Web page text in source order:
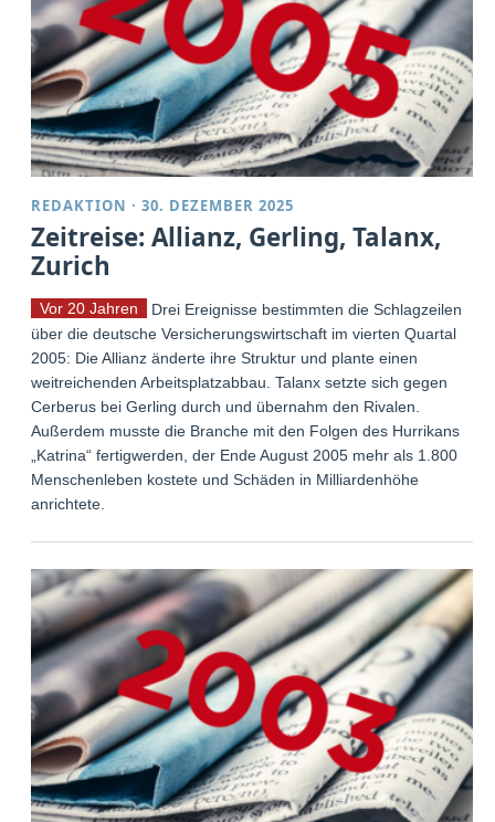
REDAKTION ·30. DEZEMBER 2025
Zeitreise: Allianz, Gerling, Talanx,
Zurich
Vor 20 Jahren
Drei Ereignisse bestimmten die Schlagzeilen
über die deutsche Versicherungswirtschaft im vierten Quartal
2005: Die Allianz änderte ihre Struktur und plante einen
weitreichenden Arbeitsplatzabbau. Talanx setzte sich gegen
Cerberus bei Gerling durch und übernahm den Rivalen.
Außerdem musste die Branche mit den Folgen des Hurrikans
„Katrina“ fertigwerden, der Ende August 2005 mehr als 1.800
Menschenleben kostete und Schäden in Milliardenhöhe
anrichtete.